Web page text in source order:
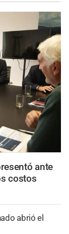
ante
costos
abrió el